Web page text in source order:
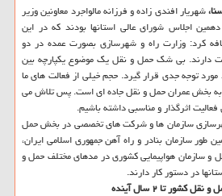
شهریار افندی زاده و فرزانه مالواجرد معاونین وزیر
اجلاس شورای عالی استانها بودند که در این
کرد: وزارت راه و شهرسازی بصورت عمده در دو
دارند. بی شک حمل و نقل یک موضوع یکپارچه بین
توجه جدی قرار گیرد. حجم خیلی از فعالت های ما
به بخش عمران حمل و نقل جاده ای است. پس تلاش می
اثرگذار و مناسبی داشته باشیم.
سازمان ها و شرکت های تخصصی در بخش حمل
طور سازمان بنادر و راه آهن جمهوری اسلامی ایران،
سازمان هواپیمایی کشوری در مدهای مختلف حمل و
در دستور کار دارند.
تا ۲ سال آینده